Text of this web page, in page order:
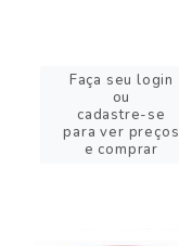
Faça seu login
ou
cadastre-se
para ver preços
e comprar